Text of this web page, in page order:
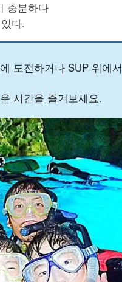
충분하다
다.
도전하거나 SUP 위에
시간을 즐겨보세요.